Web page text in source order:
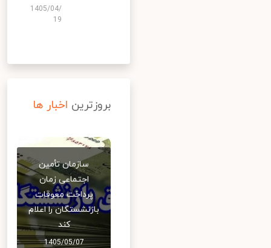
1405/04/
19
بروزترین اخبار ها
سازمان تأمین
اجتماعی زمان
پرداخت معوقات
بازنشستگان را اعلام
کند
1405/05/07